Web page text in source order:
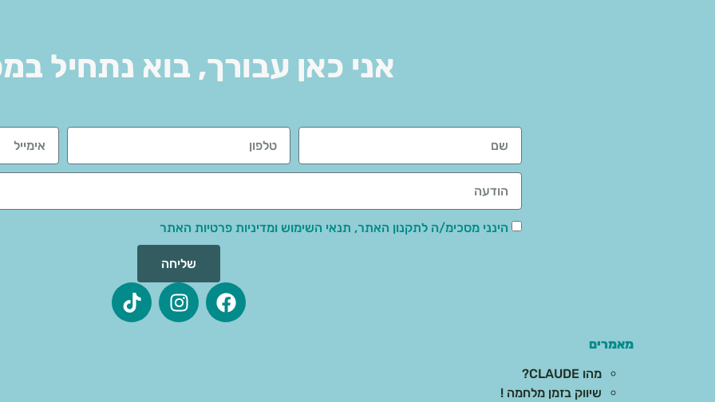
אני כאן עבורך, בוא נתחיל
הינני מסכימ/ה לתקנון האתר, תנאי השימוש ומדיניות פרטיות האתר
שליחה
מאמרים
מהו CLAUDE?
שיווק בזמן מלחמה !